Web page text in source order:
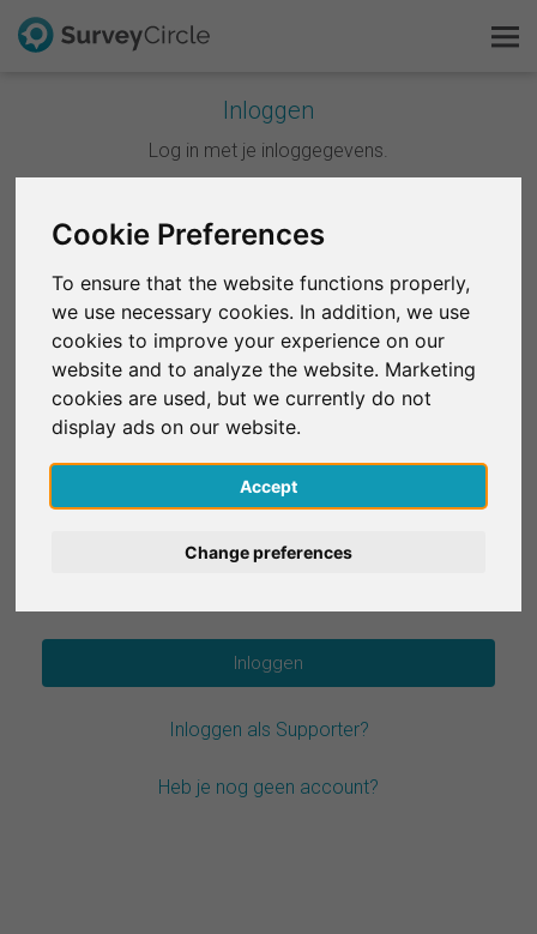
Cookie Preferences
To ensure that the website functions properly,
we use necessary cookies. In addition, we use
cookies to improve your experience on our
website and to analyze the website. Marketing
cookies are used, but we currently do not
display ads on our website.
Accept
Change preferences
Inloggen
Log in met je inloggegevens.
Doorgaan met Google
Doorgaan met Facebook
OF
E-mail*
Wachtwoord*
Inloggen als Supporter?
Heb je nog geen account?
Dit is SurveyCircle
FAQ
Gratis registreren
English
Deutsch
Italiano